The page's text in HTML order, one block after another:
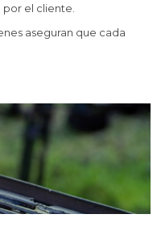
por el cliente.
aseguran que cada